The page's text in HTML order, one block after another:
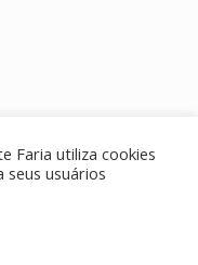
Faria utiliza cookies
usuários